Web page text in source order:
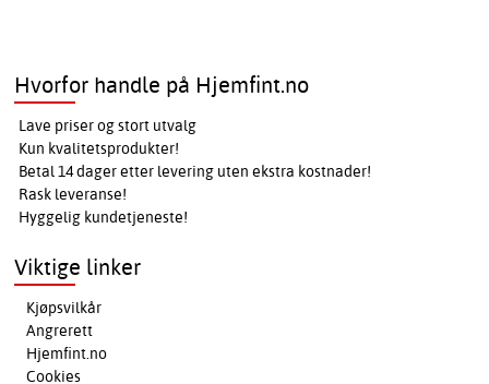
Hvorfor handle på Hjemfint.no
Lave priser og stort utvalg
Kun kvalitetsprodukter!
Betal 14 dager etter levering uten ekstra kostnader!
Rask leveranse!
Hyggelig kundetjeneste!
Viktige linker
Kjøpsvilkår
Angrerett
Hjemfint.no
Cookies